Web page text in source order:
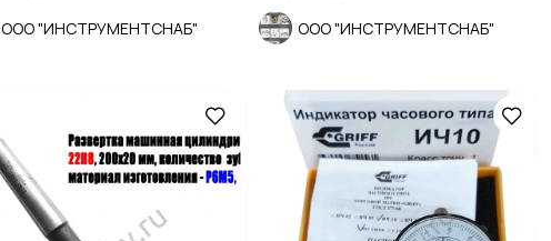
ООО "ИНСТРУМЕНТСНАБ" ООО "ИНСТРУМЕНТСНАБ"